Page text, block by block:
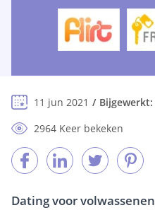
11 jun 2021 Bijgewerkt:
2964 Keer bekeken
Dating voor volwassenen